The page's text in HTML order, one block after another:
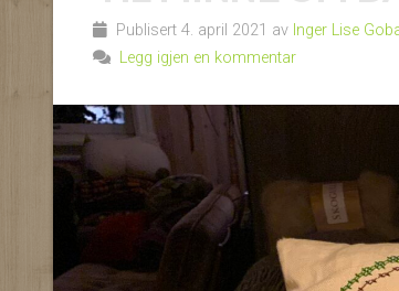
Publisert 4. april 2021 av Inger Lise
Legg igjen en kommentar